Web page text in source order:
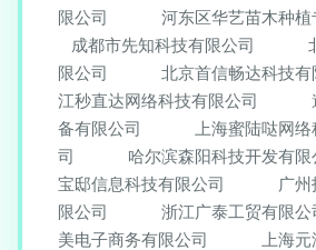
限公司
河东区华艺苗木种植
成都市先知科技有限公司
限公司
北京首信畅达科技有
江秒直达网络科技有限公司
备有限公司
上海蜜陆哒网
司
哈尔滨森阳科技开发有限
宝邸信息科技有限公司
广
限公司
浙江广泰工贸有限公
美电子商务有限公司
上海